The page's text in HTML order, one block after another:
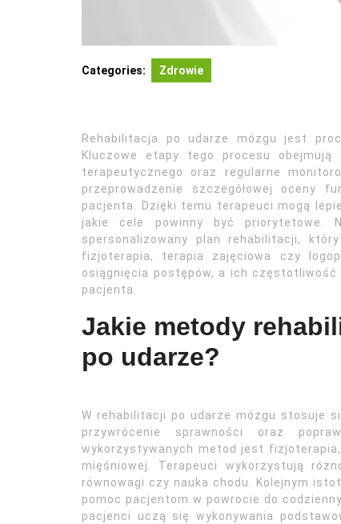
Categories: Zdrowie
Rehabilitacja po udarze mózgu jest
Kluczowe etapy tego procesu
terapeutycznego oraz regularne
przeprowadzenie szczegółowej oceny
pacjenta. Dzięki temu terapeuci mogą
jakie cele powinny być priorytetowe.
spersonalizowany plan rehabilitacji,
fizjoterapia, terapia zajęciowa czy
osiągnięcia postępów, a ich
pacjenta.
Jakie metody
po udarze?
W rehabilitacji po udarze mózgu stosuje
przywrócenie sprawności oraz
wykorzystywanych metod jest
mięśniowej. Terapeuci wykorzystują
równowagi czy nauka chodu. Kolejnym
pomoc pacjentom w powrocie do
pacjenci uczą się wykonywania